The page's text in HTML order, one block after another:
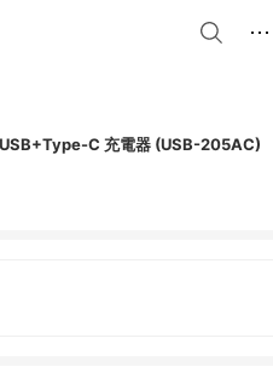
頭 雙孔 USB+Type-C 充電器 (USB-205AC)